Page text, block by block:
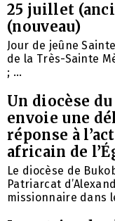
25 juillet
(nouveau)
Jour de jeûne
de la Très-Sainte
; ...
Un diocèse
envoie une
réponse à
africain de
Le diocèse de
Patriarcat
missionnaire dans